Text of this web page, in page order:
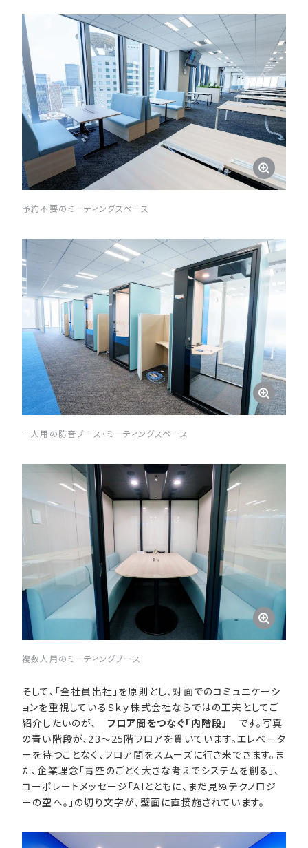
予約不要のミーティングスペース
一人用の防音ブース・ミーティングスペース
複数人用のミーティングブース
そして、「全社員出社」を原則とし、対面でのコミュニケーシ
ョンを重視しているＳｋｙ株式会社ならではの工夫としてご
紹介したいのが、 フロア間をつなぐ「内階段」
です。写真
の青い階段が、23～25階フロアを貫いています。エレベータ
ーを待つことなく、フロア間をスムーズに行き来できます。ま
た、企業理念「青空のごとく大きな考えでシステムを創る」、
コーポレートメッセージ「AIとともに、まだ見ぬテクノロジ
ーの空へ。」の切り文字が、壁面に直接施されています。